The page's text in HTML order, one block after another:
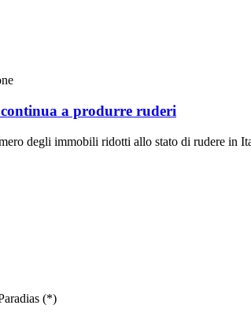
a produrre ruderi
degli immobili ridotti allo stato di rudere in
(*)